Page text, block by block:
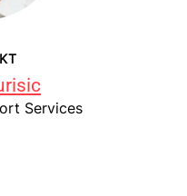
Services